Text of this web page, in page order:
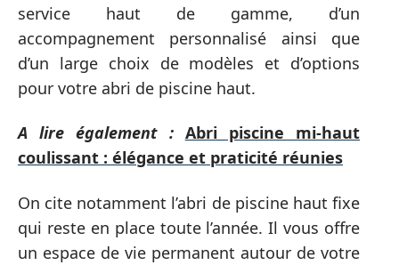
service haut de gamme, d’un
accompagnement personnalisé ainsi que
d’un large choix de modèles et d’options
pour votre abri de piscine haut.
A lire également : Abri piscine mi-haut
coulissant : élégance et praticité réunies
On cite notamment l’abri de piscine haut fixe
qui reste en place toute l’année. Il vous offre
un espace de vie permanent autour de votre